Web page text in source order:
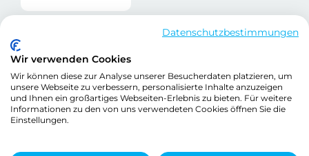
Datenschutzbestimmungen
Wir verwenden Cookies
Wir können diese zur Analyse unserer Besucherdaten platzieren, um
unsere Webseite zu verbessern, personalisierte Inhalte anzuzeigen
und Ihnen ein großartiges Webseiten-Erlebnis zu bieten. Für weitere
Informationen zu den von uns verwendeten Cookies öffnen Sie die
Einstellungen.